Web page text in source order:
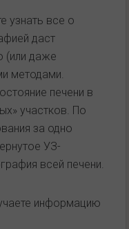
узнать все о
даст
(или даже
методами.
печени в
участков. По
за одно
УЗ-
всей печени.
информацию